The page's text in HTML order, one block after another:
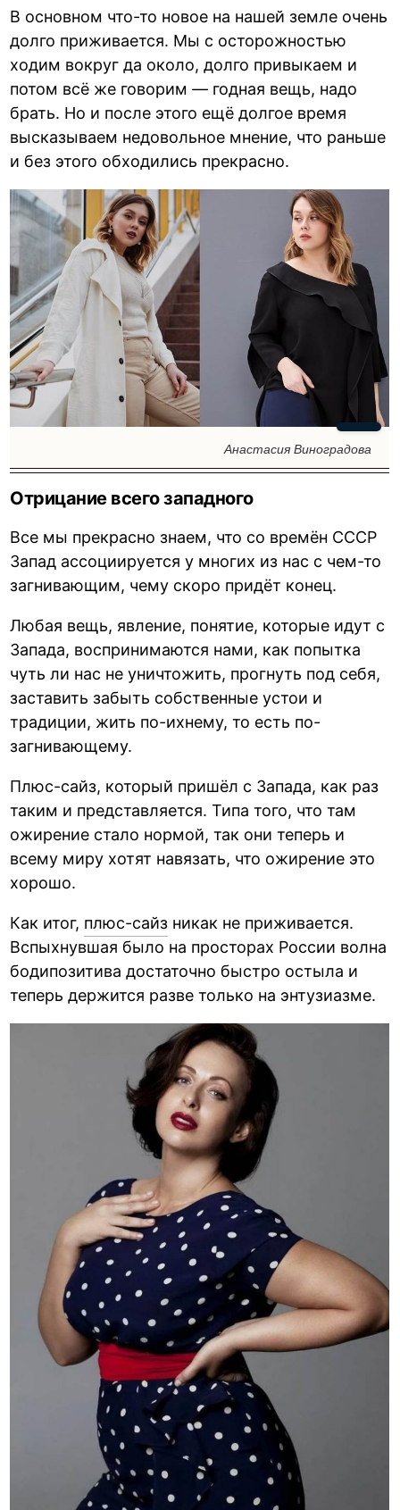
В основном что-то новое на нашей земле очень
долго приживается. Мы с осторожностью
ходим вокруг да около, долго привыкаем и
потом всё же говорим — годная вещь, надо
брать. Но и после этого ещё долгое время
высказываем недовольное мнение, что раньше
и без этого обходились прекрасно.
Анастасия Виноградова
Отрицание всего западного
Все мы прекрасно знаем, что со времён СССР
Запад ассоциируется у многих из нас с чем-то
загнивающим, чему скоро придёт конец.
Любая вещь, явление, понятие, которые идут с
Запада, воспринимаются нами, как попытка
чуть ли нас не уничтожить, прогнуть под себя,
заставить забыть собственные устои и
традиции, жить по-ихнему, то есть по-
загнивающему.
Плюс-сайз, который пришёл с Запада, как раз
таким и представляется. Типа того, что там
ожирение стало нормой, так они теперь и
всему миру хотят навязать, что ожирение это
хорошо.
Как итог, плюс-сайз никак не приживается.
Вспыхнувшая было на просторах России волна
бодипозитива достаточно быстро остыла и
теперь держится разве только на энтузиазме.